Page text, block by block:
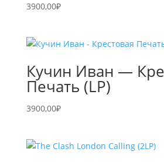
3900,00₽
Кучин Иван —
Печать (LP)
3900,00₽